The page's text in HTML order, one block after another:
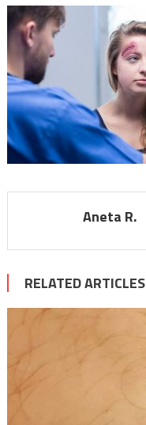
Aneta R.
RELATED ARTICLES